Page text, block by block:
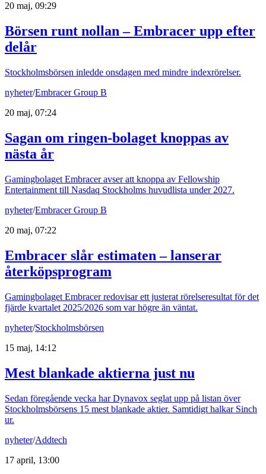
20 maj, 09:29
Börsen runt nollan – Embracer upp efter
delår
Stockholmsbörsen inledde onsdagen med mindre indexrörelser.
nyheter/Embracer Group B
20 maj, 07:24
Sagan om ringen-bolaget knoppas av
nästa år
Gamingbolaget Embracer avser att knoppa av Fellowship
Entertainment till Nasdaq Stockholms huvudlista under 2027.
nyheter/Embracer Group B
20 maj, 07:22
Embracer slår estimaten – lanserar
återköpsprogram
Gamingbolaget Embracer redovisar ett justerat rörelseresultat för det
fjärde kvartalet 2025/2026 som var högre än väntat.
nyheter/Stockholmsbörsen
15 maj, 14:12
Mest blankade aktierna just nu
Sedan föregående vecka har Dynavox seglat upp på listan över
Stockholmsbörsens 15 mest blankade aktier. Samtidigt halkar Sinch
ur.
nyheter/Addtech
17 april, 13:00